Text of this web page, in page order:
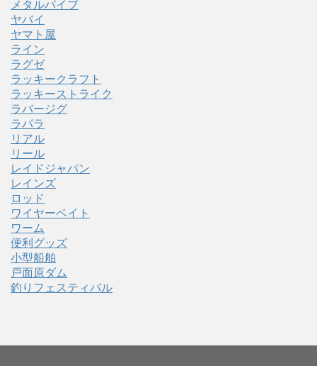
メタルバイブ
ヤバイ
ヤマト屋
ライン
ラグゼ
ラッキークラフト
ラッキーストライク
ラバージグ
ラパラ
リアル
リール
レイドジャパン
レインズ
ロッド
ワイヤーベイト
ワーム
便利グッズ
小型船舶
戸面原ダム
釣りフェスティバル